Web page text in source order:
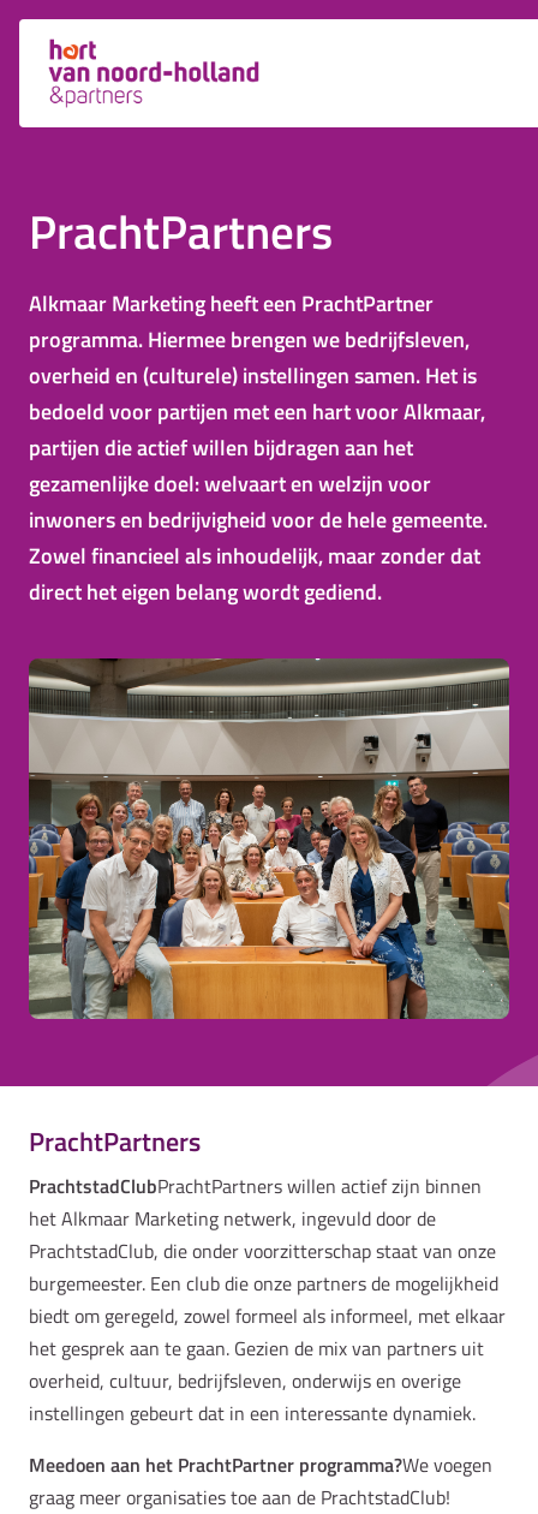
PrachtPartners
Alkmaar Marketing heeft een PrachtPartner
programma. Hiermee brengen we bedrijfsleven,
overheid en (culturele) instellingen samen. Het is
bedoeld voor partijen met een hart voor Alkmaar,
partijen die actief willen bijdragen aan het
gezamenlijke doel: welvaart en welzijn voor
inwoners en bedrijvigheid voor de hele gemeente.
Zowel financieel als inhoudelijk, maar zonder dat
direct het eigen belang wordt gediend.
PrachtPartners
PrachtstadClubPrachtPartners willen actief zijn binnen
het Alkmaar Marketing netwerk, ingevuld door de
PrachtstadClub, die onder voorzitterschap staat van onze
burgemeester. Een club die onze partners de mogelijkheid
biedt om geregeld, zowel formeel als informeel, met elkaar
het gesprek aan te gaan. Gezien de mix van partners uit
overheid, cultuur, bedrijfsleven, onderwijs en overige
instellingen gebeurt dat in een interessante dynamiek.
Meedoen aan het PrachtPartner programma?We voegen
graag meer organisaties toe aan de PrachtstadClub!